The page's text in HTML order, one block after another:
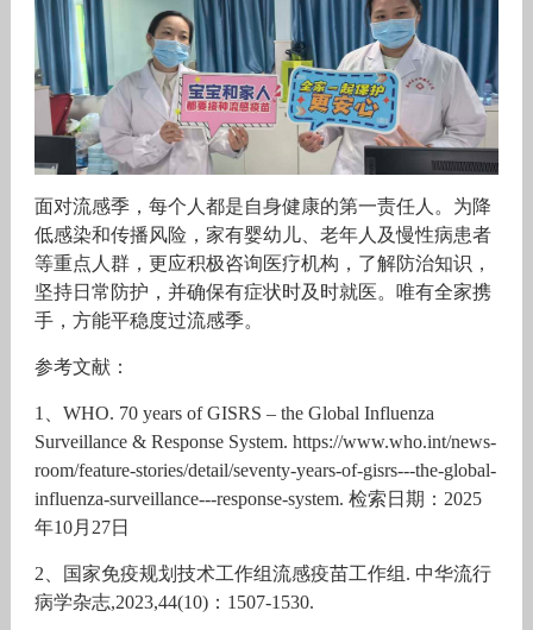
面对流感季，每个人都是自身健康的第一责任人。为降
低感染和传播风险，家有婴幼儿、老年人及慢性病患者
等重点人群，更应积极咨询医疗机构，了解防治知识，
坚持日常防护，并确保有症状时及时就医。唯有全家携
手，方能平稳度过流感季。
参考文献：
1、WHO. 70 years of GISRS – the Global Influenza
Surveillance & Response System. https://www.who.int/news-
room/feature-stories/detail/seventy-years-of-gisrs---the-global-
influenza-surveillance---response-system. 检索日期：2025
年10月27日
2、国家免疫规划技术工作组流感疫苗工作组. 中华流行
病学杂志,2023,44(10)：1507-1530.